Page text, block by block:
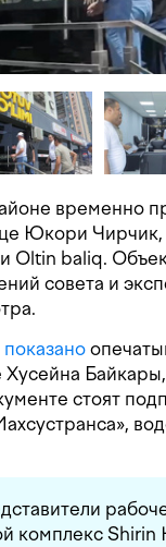
временно
Юкори
Oltin baliq.
совета и
показано
стоят
комплекс